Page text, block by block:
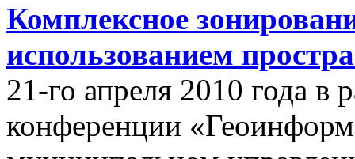
Комплексное
использованием
21-го апреля 2010 года в
конференции